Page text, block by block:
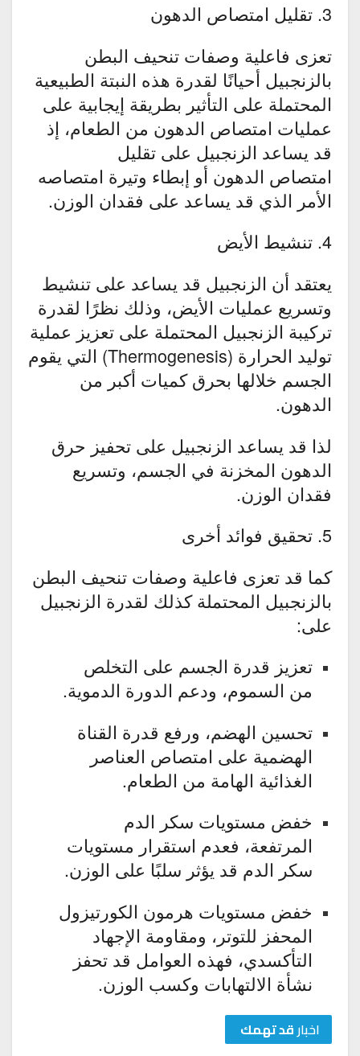
3. تقليل امتصاص الدهون
تعزى فاعلية وصفات تنحيف البطن
بالزنجبيل أحيانًا لقدرة هذه النبتة الطبيعية
المحتملة على التأثير بطريقة إيجابية على
عمليات امتصاص الدهون من الطعام، إذ
قد يساعد الزنجبيل على تقليل
امتصاص الدهون أو إبطاء وتيرة امتصاصه
الأمر الذي قد يساعد على فقدان الوزن.
4. تنشيط الأيض
يعتقد أن الزنجبيل قد يساعد على تنشيط
وتسريع عمليات الأيض، وذلك نظرًا لقدرة
تركيبة الزنجبيل المحتملة على تعزيز عملية
توليد الحرارة (Thermogenesis) التي يقوم
الجسم خلالها بحرق كميات أكبر من
الدهون.
لذا قد يساعد الزنجبيل على تحفيز حرق
الدهون المخزنة في الجسم، وتسريع
فقدان الوزن.
5. تحقيق فوائد أخرى
كما قد تعزى فاعلية وصفات تنحيف البطن
بالزنجبيل المحتملة كذلك لقدرة الزنجبيل
على:
تعزيز قدرة الجسم على التخلص
من السموم، ودعم الدورة الدموية.
تحسين الهضم، ورفع قدرة القناة
الهضمية على امتصاص العناصر
الغذائية الهامة من الطعام.
خفض مستويات سكر الدم
المرتفعة، فعدم استقرار مستويات
سكر الدم قد يؤثر سلبًا على الوزن.
خفض مستويات هرمون الكورتيزول
المحفز للتوتر، ومقاومة الإجهاد
التأكسدي، فهذه العوامل قد تحفز
نشأة الالتهابات وكسب الوزن.
اخبارقد تهمك